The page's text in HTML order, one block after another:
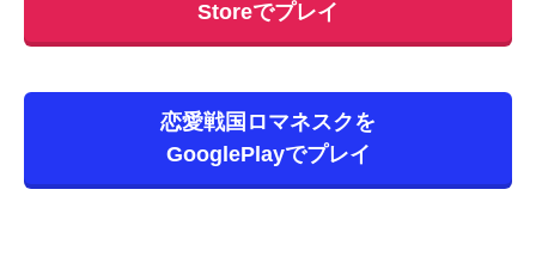
Storeでプレイ
恋愛戦国ロマネスクを
GooglePlayでプレイ